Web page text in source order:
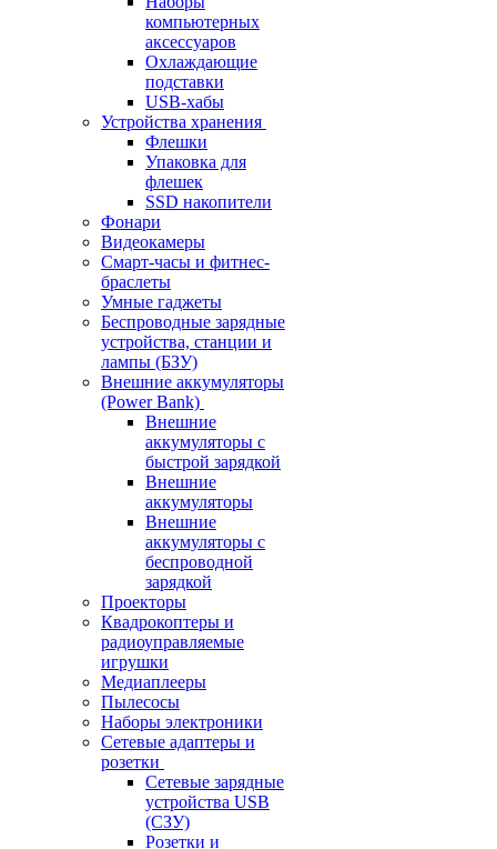
компьютерных
аксессуаров
Охлаждающие
подставки
USB-хабы
Устройства хранения
Флешки
Упаковка для
флешек
SSD накопители
Фонари
Видеокамеры
Смарт-часы и фитнес-
браслеты
Умные гаджеты
Беспроводные зарядные
устройства, станции и
лампы (БЗУ)
Внешние аккумуляторы
(Power Bank)
Внешние
аккумуляторы с
быстрой зарядкой
Внешние
аккумуляторы
Внешние
аккумуляторы с
беспроводной
зарядкой
Проекторы
Квадрокоптеры и
радиоуправляемые
игрушки
Медиаплееры
Пылесосы
Наборы электроники
Сетевые адаптеры и
розетки
Сетевые зарядные
устройства USB
(СЗУ)
Розетки и